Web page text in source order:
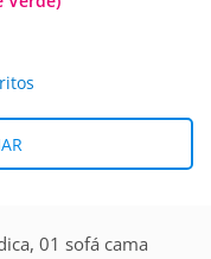
01 sofá cama